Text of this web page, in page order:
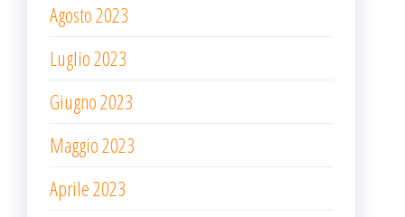
Agosto 2023
Luglio 2023
Giugno 2023
Maggio 2023
Aprile 2023